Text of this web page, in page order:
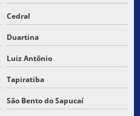
Cedral
Duartina
Luiz Antônio
Tapiratiba
São Bento do Sapucaí